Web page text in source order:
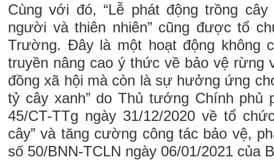
Cùng với đó, “Lễ phát động trồng
người và thiên nhiên” cũng được tổ
Trường. Đây là một hoạt động không
truyền nâng cao ý thức về bảo vệ rừng
đồng xã hội mà còn là sự hưởng ứng
tỷ cây xanh” do Thủ tướng Chính phủ
45/CT-TTg ngày 31/12/2020 về tổ
cây” và tăng cường công tác bảo vệ,
số 50/BNN-TCLN ngày 06/01/2021 của